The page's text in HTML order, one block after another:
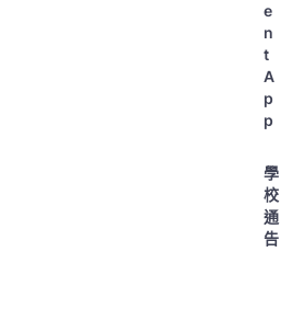
e
n
t
A
p
p
學
校
通
告